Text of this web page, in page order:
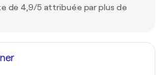
de 4,9/5 attribuée par plus de